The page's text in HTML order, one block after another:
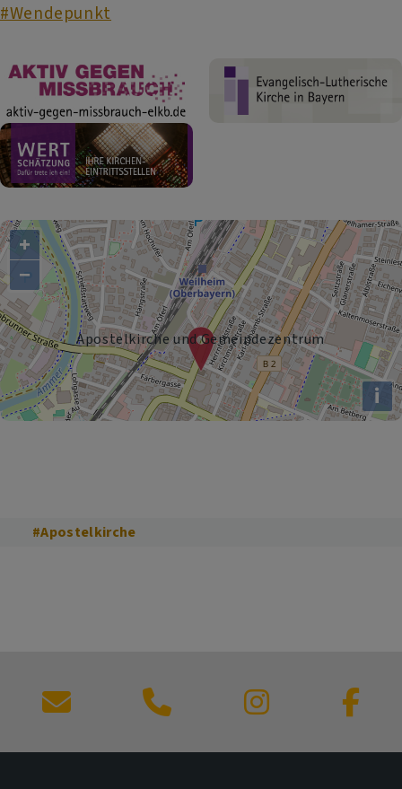
#Wendepunkt
Apostelkirche und Gemeindezentrum
+
−
i
#Apostelkirche
Kontaktformular